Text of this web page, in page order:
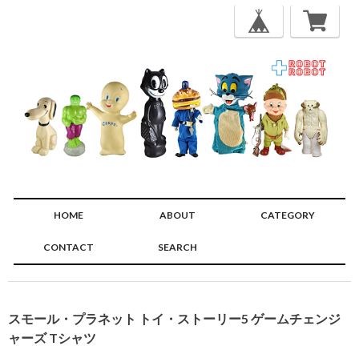
HOME ABOUT CATEGORY
CONTACT SEARCH
スモール・プラネット トイ・ストーリー5 ゲームチェンジ
ャーズ Tシャツ